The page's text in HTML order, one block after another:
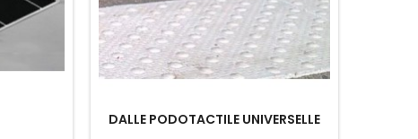
DALLE PODOTACTILE UNIVERSELLE